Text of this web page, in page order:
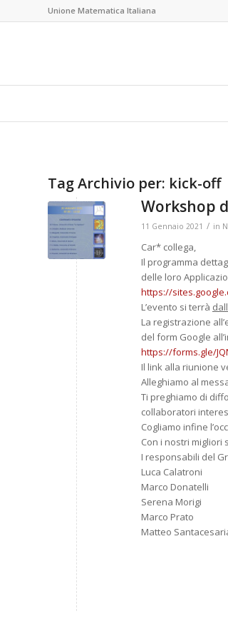
Unione Matematica Italiana
Tag Archivio per: kick-off
Workshop
11 Gennaio 2021 / in
Car* collega,
Il programma
delle loro
https://
L’evento si terrà
La registrazione
del form Google
https://forms.gle/
Il link alla riunione
Alleghiamo al
Ti preghiamo di
collaboratori
Cogliamo infine
Con i nostri migliori
I responsabili del
Luca Calatroni
Marco Donatelli
Serena Morigi
Marco Prato
Matteo